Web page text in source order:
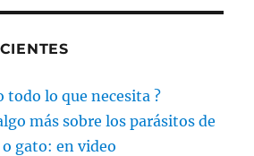
todo lo que necesita ?
más sobre los parásitos de
gato: en video